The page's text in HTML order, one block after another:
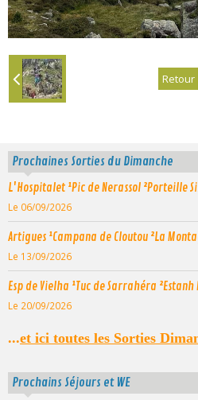
Retour
Prochaines Sorties du Dimanche
L'Hospitalet ¹Pic de Nerassol ²Porteille
Le 06/09/2026
Artigues ¹Campana de Cloutou ²La
Le 13/09/2026
Esp de Vielha ¹Tuc de Sarrahéra ²Estanh
Le 20/09/2026
...et ici toutes les Sorties
Prochains Séjours et WE